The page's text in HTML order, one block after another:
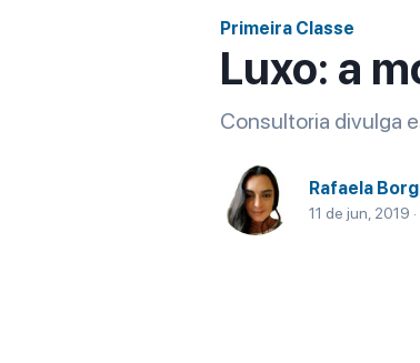
Primeira Classe
Luxo: a
Consultoria divulga
Rafaela
11 de jun, 2019